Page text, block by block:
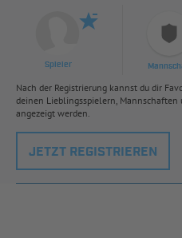
Spieler
Nach der Registrierung kannst du dir
deinen Lieblingsspielern,
angezeigt werden.
JETZT REGISTRIEREN